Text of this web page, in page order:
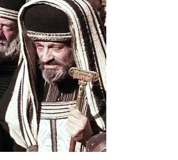
Великомученик Георгий Победоносец. Научись у
Роман Котов